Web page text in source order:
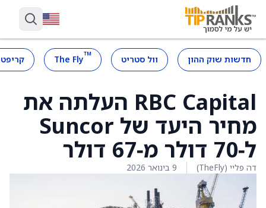
חדשות שוק ההון וול סטריט ™
The Fly
RBC Capital העלתה את
מחיר היעד של Suncor
ל‑70 דולר מ‑67 דולר
דה פליי (TheFly) 9 בינואר 2026